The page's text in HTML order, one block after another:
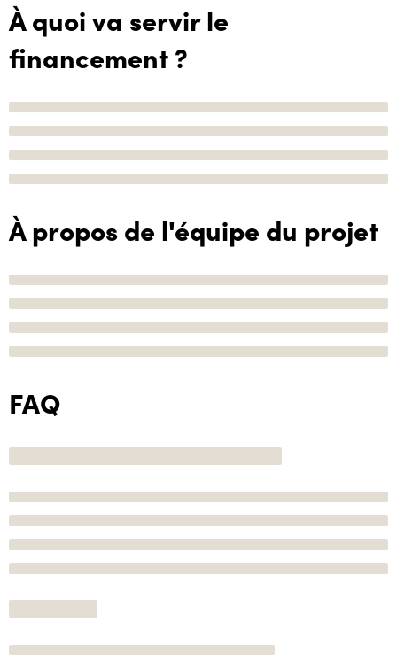
À quoi va servir le
financement ?
À propos de l'équipe du projet
FAQ